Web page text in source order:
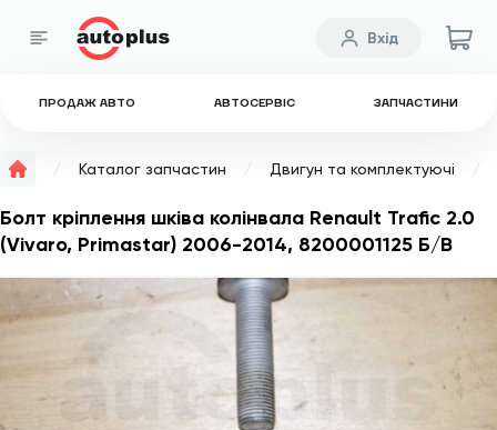
ПРОДАЖ АВТО АВТОСЕРВІС ЗАПЧАСТИНИ
Вхід
Каталог запчастин Двигун та комплектуючі
Болт кріплення шківа колінвала Renault Trafic 2.0
(Vivaro, Primastar) 2006-2014, 8200001125 Б/В